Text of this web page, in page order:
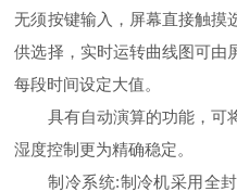
无须按键输入，屏幕直接触摸
供选择，实时运转曲线图可由
每段时间设定大值。
具有自动演算的功能，可
湿度控制更为精确稳定。
制冷系统:制冷机采用全封